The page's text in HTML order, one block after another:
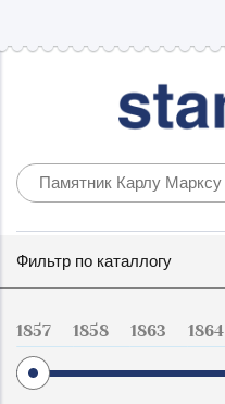
по
Фильтр по каталлогу
1857 1858 1863 1864